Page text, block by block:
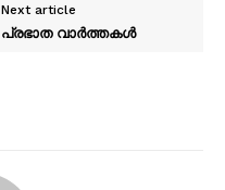
Next article
പ്രഭാത വാർത്തകൾ